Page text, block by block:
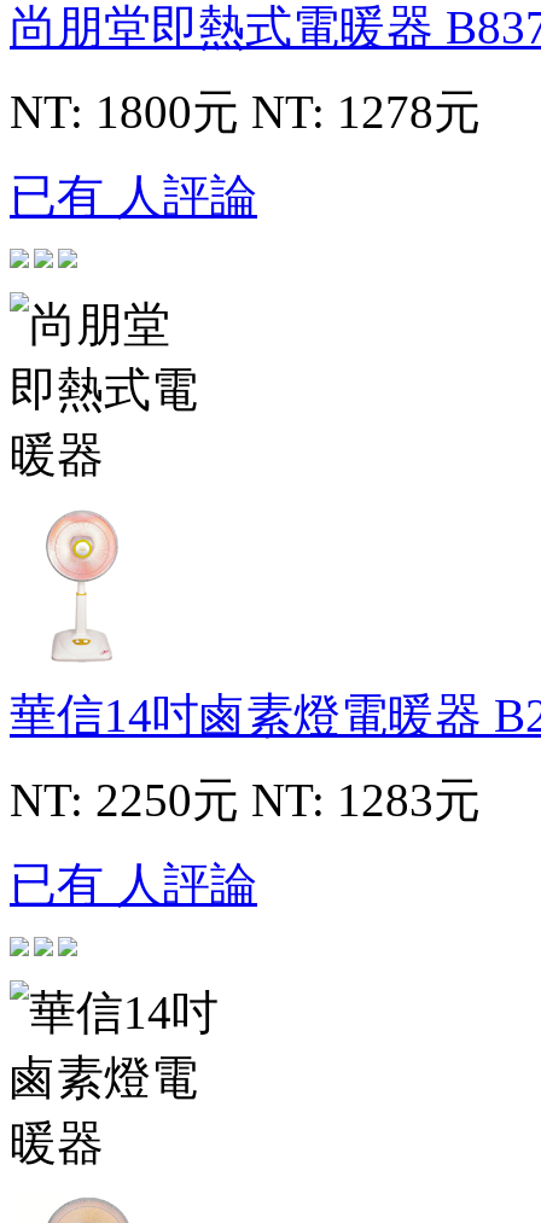
尚朋堂即熱式電暖器
NT: 1800元 NT: 1278元
已有 人評論
華信14吋鹵素燈電暖器
NT: 2250元 NT: 1283元
已有 人評論